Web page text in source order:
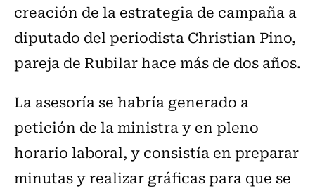
creación de la estrategia de campaña a
diputado del periodista Christian Pino,
pareja de Rubilar hace más de dos años.
La asesoría se habría generado a
petición de la ministra y en pleno
horario laboral, y consistía en preparar
minutas y realizar gráficas para que se